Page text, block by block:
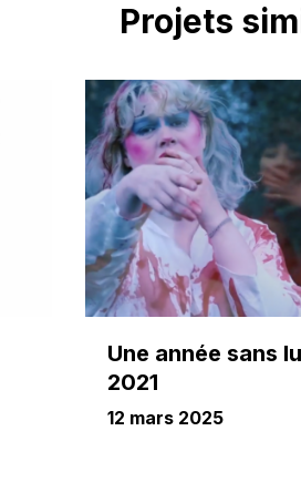
Projets
Une année sans
2021
12 mars 2025